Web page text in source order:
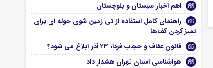
اهم اخبار سیستان و بلوچستان
راهنمای کامل استفاده از تی زمین شوی حوله ای برای
تمیز کردن کف‌ها
قانون عفاف و حجاب فردا، ۲۳ آذر ابلاغ می شود؟
هواشناسی استان تهران هشدار داد